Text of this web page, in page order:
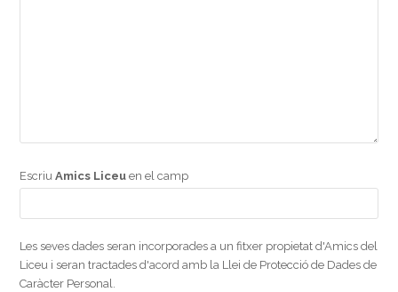
EscriuAmics Liceu en el camp
Les seves dades seran incorporades a un fitxer propietat d'Amics del
Liceu i seran tractades d'acord amb la Llei de Protecció de Dades de
Caràcter Personal.